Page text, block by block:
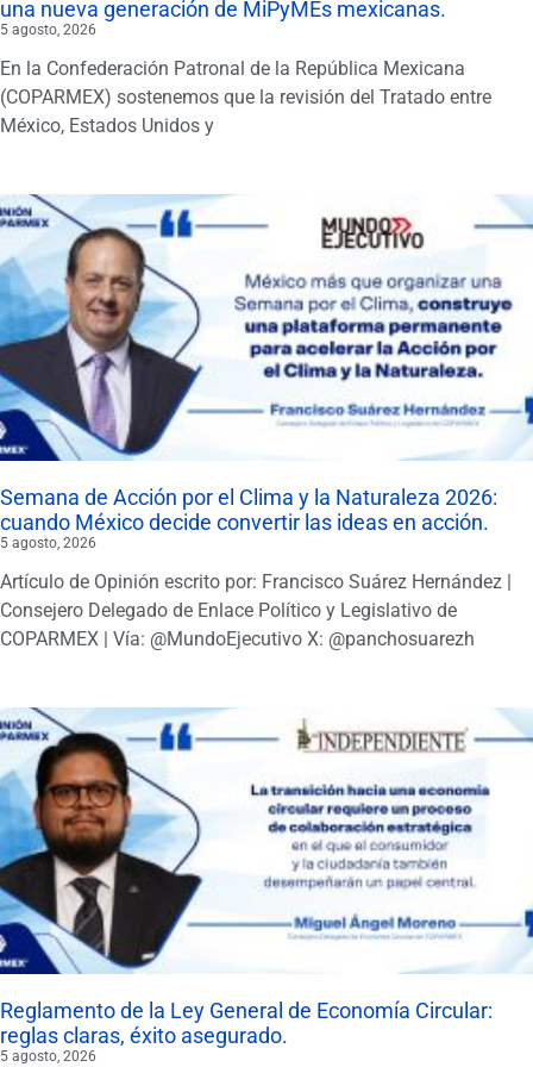
una nueva generación de MiPyMEs mexicanas.
5 agosto, 2026
En la Confederación Patronal de la República Mexicana
(COPARMEX) sostenemos que la revisión del Tratado entre
México, Estados Unidos y
Semana de Acción por el Clima y la Naturaleza 2026:
cuando México decide convertir las ideas en acción.
5 agosto, 2026
Artículo de Opinión escrito por: Francisco Suárez Hernández |
Consejero Delegado de Enlace Político y Legislativo de
COPARMEX | Vía: @MundoEjecutivo X: @panchosuarezh
Reglamento de la Ley General de Economía Circular:
reglas claras, éxito asegurado.
5 agosto, 2026